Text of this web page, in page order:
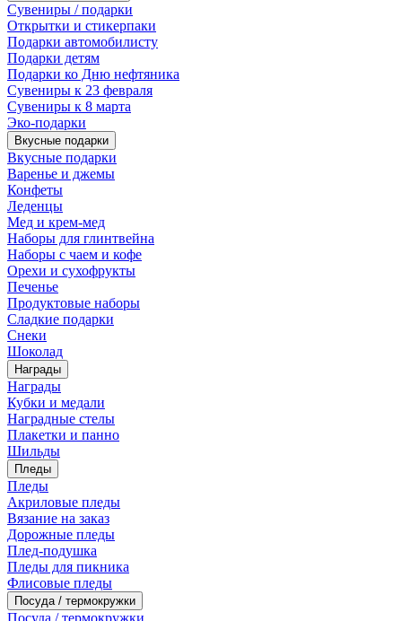
Сувениры / подарки
Открытки и стикерпаки
Подарки автомобилисту
Подарки детям
Подарки ко Дню нефтяника
Сувениры к 23 февраля
Сувениры к 8 марта
Эко-подарки
Вкусные подарки
Вкусные подарки
Варенье и джемы
Конфеты
Леденцы
Мед и крем-мед
Наборы для глинтвейна
Наборы с чаем и кофе
Орехи и сухофрукты
Печенье
Продуктовые наборы
Сладкие подарки
Снеки
Шоколад
Награды
Награды
Кубки и медали
Наградные стелы
Плакетки и панно
Шильды
Пледы
Пледы
Акриловые пледы
Вязание на заказ
Дорожные пледы
Плед-подушка
Пледы для пикника
Флисовые пледы
Посуда / термокружки
Посуда / термокружки